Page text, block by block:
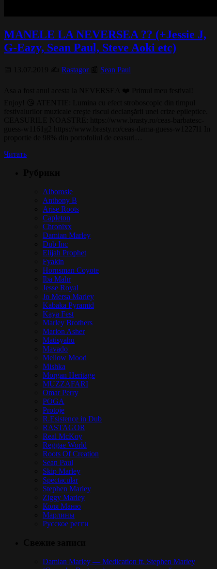
MANELE LA NEVERSEA ?? (+Jessie J,
G-Eazy, Sean Paul, Steve Aoki etc)
Rastagor Sean Paul
Читать
Alborosie
Anthony B
Arise Roots
Capleton
Chronixx
Damian Marley
Dub Inc
Elijah Prophet
Fyakin
Hornsman Coyote
Iba Mahr
Jesse Royal
Jo Mersa Marley
Kabaka Pyramid
Kaya Fest
Marley Brothers
Marlon Asher
Matisyahu
Mavado
Mellow Mood
Mishka
Morgan Heritage
MUZZAFARI
Omar Perry
POGA
Protoje
R.Esistence in Dub
RASTAGOR
Real McKoy
Reggae World
Roots Of Creation
Sean Paul
Skip Marley
Spectacular
Stephen Marley
Ziggy Marley
Коля Маню
Марлины
Русское регги
Damian Marley — Medication ft. Stephen Marley